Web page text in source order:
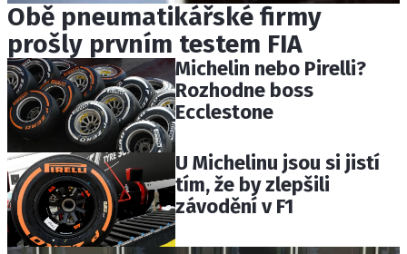
Obě pneumatikářské firmy
prošly prvním testem FIA
Michelin nebo Pirelli?
Rozhodne boss
Ecclestone
U Michelinu jsou si jistí
tím, že by zlepšili
závodění v F1